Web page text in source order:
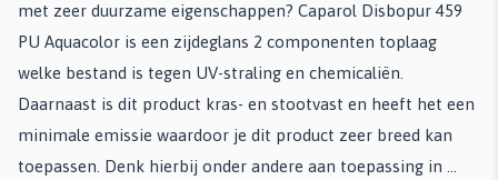
met zeer duurzame eigenschappen? Caparol Disbopur 459
PU Aquacolor is een zijdeglans 2 componenten toplaag
welke bestand is tegen UV-straling en chemicaliën.
Daarnaast is dit product kras- en stootvast en heeft het een
minimale emissie waardoor je dit product zeer breed kan
toepassen. Denk hierbij onder andere aan toepassing in ...